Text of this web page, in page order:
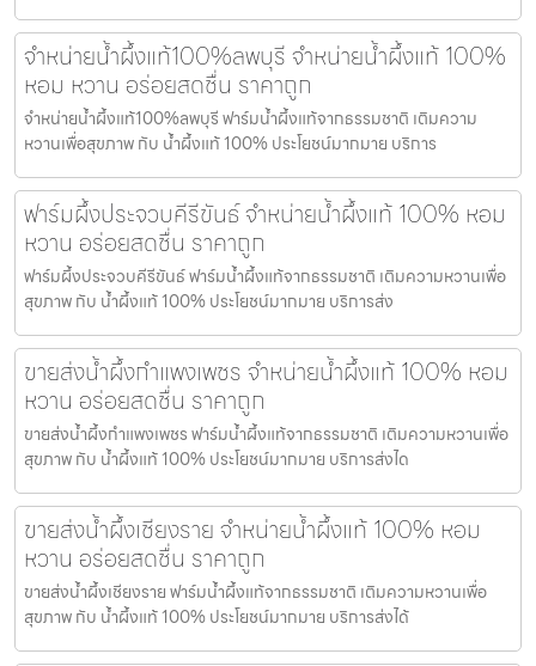
จำหน่ายน้ำผึ้งแท้100%ลพบุรี จำหน่ายน้ำผึ้งแท้ 100%
หอม หวาน อร่อยสดชื่น ราคาถูก
จำหน่ายน้ำผึ้งแท้100%ลพบุรี ฟาร์มน้ำผึ้งแท้จากธรรมชาติ เติมความ
หวานเพื่อสุขภาพ กับ น้ำผึ้งแท้ 100% ประโยชน์มากมาย บริการ
ฟาร์มผึ้งประจวบคีรีขันธ์ จำหน่ายน้ำผึ้งแท้ 100% หอม
หวาน อร่อยสดชื่น ราคาถูก
ฟาร์มผึ้งประจวบคีรีขันธ์ ฟาร์มน้ำผึ้งแท้จากธรรมชาติ เติมความหวานเพื่อ
สุขภาพ กับ น้ำผึ้งแท้ 100% ประโยชน์มากมาย บริการส่ง
ขายส่งน้ำผึ้งกำแพงเพชร จำหน่ายน้ำผึ้งแท้ 100% หอม
หวาน อร่อยสดชื่น ราคาถูก
ขายส่งน้ำผึ้งกำแพงเพชร ฟาร์มน้ำผึ้งแท้จากธรรมชาติ เติมความหวานเพื่อ
สุขภาพ กับ น้ำผึ้งแท้ 100% ประโยชน์มากมาย บริการส่งได
ขายส่งน้ำผึ้งเชียงราย จำหน่ายน้ำผึ้งแท้ 100% หอม
หวาน อร่อยสดชื่น ราคาถูก
ขายส่งน้ำผึ้งเชียงราย ฟาร์มน้ำผึ้งแท้จากธรรมชาติ เติมความหวานเพื่อ
สุขภาพ กับ น้ำผึ้งแท้ 100% ประโยชน์มากมาย บริการส่งได้